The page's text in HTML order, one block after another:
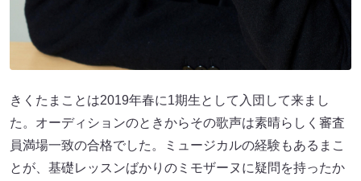
きくたまことは2019年春に1期生として入団して来まし
た。オーディションのときからその歌声は素晴らしく審査
員満場一致の合格でした。ミュージカルの経験もあるまこ
とが、基礎レッスンばかりのミモザーヌに疑問を持ったか